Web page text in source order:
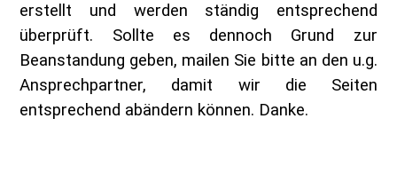
erstellt und werden ständig entsprechend
überprüft. Sollte es dennoch Grund zur
Beanstandung geben, mailen Sie bitte an den u.g.
Ansprechpartner, damit wir die Seiten
entsprechend abändern können. Danke.